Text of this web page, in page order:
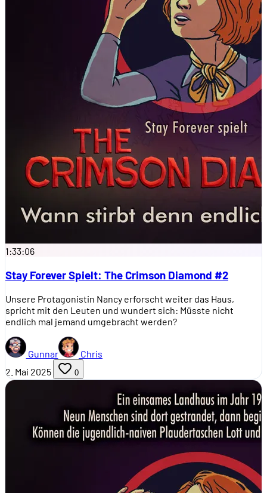
1:33:06
Stay Forever Spielt: The Crimson Diamond #2
Unsere Protagonistin Nancy erforscht weiter das Haus,
spricht mit den Leuten und wundert sich: Müsste nicht
endlich mal jemand umgebracht werden?
Gunnar
Chris
2. Mai 2025
0